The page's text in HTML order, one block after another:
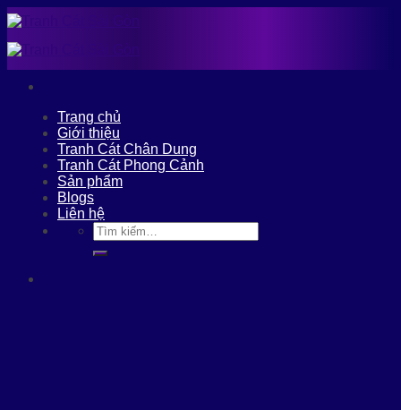
Skip
to
content
Trang chủ
Giới thiệu
Tranh Cát Chân Dung
Tranh Cát Phong Cảnh
Sản phẩm
Blogs
Liên hệ
Tìm
kiếm: